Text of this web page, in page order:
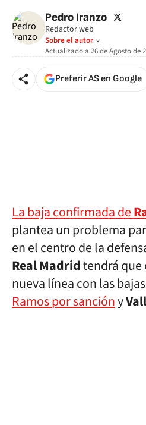
Pedro Iranzo twitter
Redactor web
Sobre el autor
Actualizado a 26 de Agosto de
Preferir AS en Google
La baja confirmada de
plantea un problema
en el centro de la
Real Madridtendrá
nueva línea con las
Ramos por sancióny